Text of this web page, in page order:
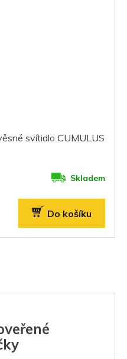
svítidlo CUMULUS
Skladem
Do košíku